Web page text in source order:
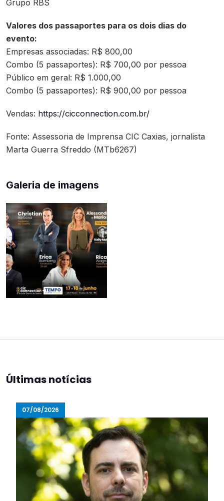
Grupo RBS
Valores dos passaportes para os dois dias do
evento:
Empresas associadas: R$ 800,00
Combo (5 passaportes): R$ 700,00 por pessoa
Público em geral: R$ 1.000,00
Combo (5 passaportes): R$ 900,00 por pessoa
Vendas: https://cicconnection.com.br/
Fonte: Assessoria de Imprensa CIC Caxias, jornalista
Marta Guerra Sfreddo (MTb6267)
Galeria de imagens
Últimas notícias
07/08/2026